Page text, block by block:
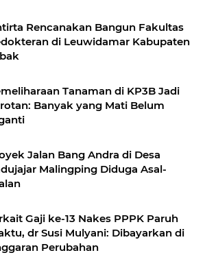
Rencanakan Bangun Fakultas
di Leuwidamar Kabupaten
Tanaman di KP3B Jadi
Banyak yang Mati Belum
Jalan Bang Andra di Desa
Malingping Diduga Asal-
Gaji ke-13 Nakes PPPK Paruh
dr Susi Mulyani: Dibayarkan di
Perubahan